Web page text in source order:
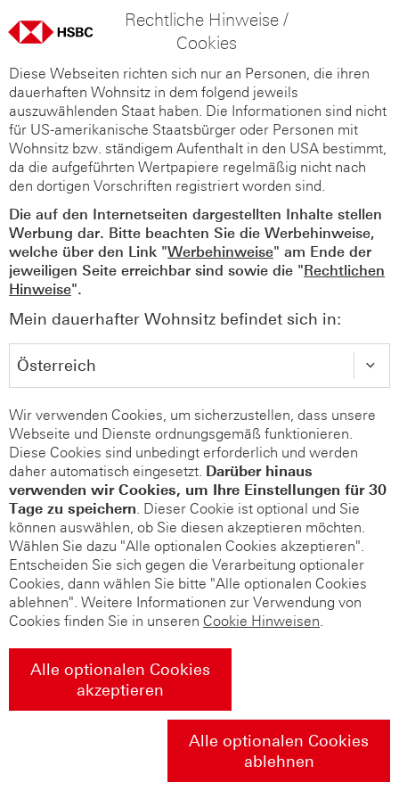
Rechtliche Hinweise /
Cookies
Diese Webseiten richten sich nur an Personen, die ihren
dauerhaften Wohnsitz in dem folgend jeweils
auszuwählenden Staat haben. Die Informationen sind nicht
für US-amerikanische Staatsbürger oder Personen mit
Wohnsitz bzw. ständigem Aufenthalt in den USA bestimmt,
da die aufgeführten Wertpapiere regelmäßig nicht nach
den dortigen Vorschriften registriert worden sind.
Die auf den Internetseiten dargestellten Inhalte stellen
Werbung dar. Bitte beachten Sie die Werbehinweise,
welche über den Link "Werbehinweise" am Ende der
jeweiligen Seite erreichbar sind sowie die "Rechtlichen
Hinweise".
Mein dauerhafter Wohnsitz befindet sich in:
Wir verwenden Cookies, um sicherzustellen, dass unsere
Webseite und Dienste ordnungsgemäß funktionieren.
Diese Cookies sind unbedingt erforderlich und werden
daher automatisch eingesetzt. Darüber hinaus
verwenden wir Cookies, um Ihre Einstellungen für 30
Tage zu speichern. Dieser Cookie ist optional und Sie
können auswählen, ob Sie diesen akzeptieren möchten.
Wählen Sie dazu "Alle optionalen Cookies akzeptieren".
Entscheiden Sie sich gegen die Verarbeitung optionaler
Cookies, dann wählen Sie bitte "Alle optionalen Cookies
ablehnen". Weitere Informationen zur Verwendung von
Cookies finden Sie in unseren Cookie Hinweisen.
Alle optionalen Cookies
akzeptieren
Alle optionalen Cookies
ablehnen